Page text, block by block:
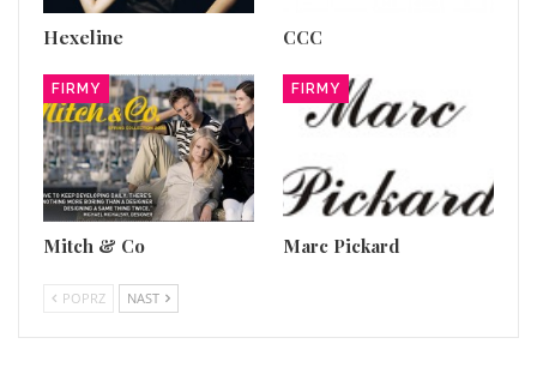
Hexeline CCC
FIRMY
Mitch & Co
FIRMY
Marc Pickard
POPRZ NAST